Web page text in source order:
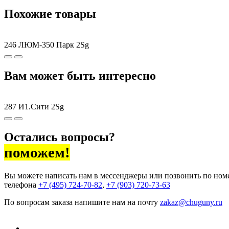
Похожие товары
246 ЛЮМ-350 Парк 2Sg
Вам может быть интересно
287 И1.Сити 2Sg
Остались вопросы?
поможем!
Вы можете написать нам в мессенджеры или позвонить по
телефона +7 (495) 724-70-82, +7 (903) 720-73-63
По вопросам заказа напишите нам на почту zakaz@chuguny.ru